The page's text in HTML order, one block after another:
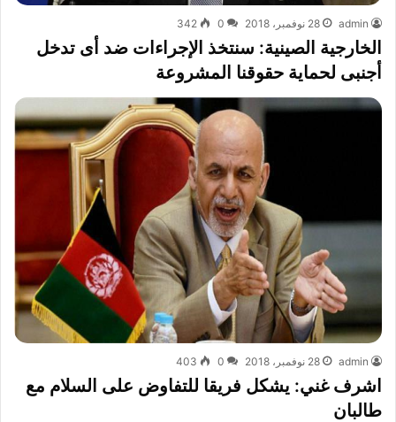
admin 28 نوفمبر، 2018 0
342
الخارجية الصينية: سنتخذ الإجراءات ضد أى تدخل
أجنبى لحماية حقوقنا المشروعة
admin 28 نوفمبر، 2018 0
403
اشرف غني: يشكل فريقا للتفاوض على السلام مع
طالبان